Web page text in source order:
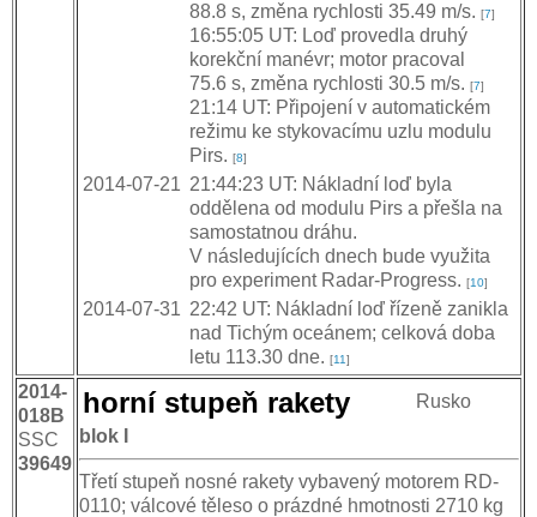
88.8 s, změna rychlosti 35.49 m/s. [7]
16:55:05 UT: Loď provedla druhý
korekční manévr; motor pracoval
75.6 s, změna rychlosti 30.5 m/s. [7]
21:14 UT: Připojení v automatickém
režimu ke stykovacímu uzlu modulu
Pirs. [8]
2014-07-21 21:44:23 UT: Nákladní loď byla
oddělena od modulu Pirs a přešla na
samostatnou dráhu.
V následujících dnech bude využita
pro experiment Radar-Progress. [10]
2014-07-31 22:42 UT: Nákladní loď řízeně zanikla
nad Tichým oceánem; celková doba
letu 113.30 dne. [11]
2014-
018B
SSC
39649
horní stupeň rakety
Rusko
blok I
Třetí stupeň nosné rakety vybavený motorem RD-
0110; válcové těleso o prázdné hmotnosti 2710 kg